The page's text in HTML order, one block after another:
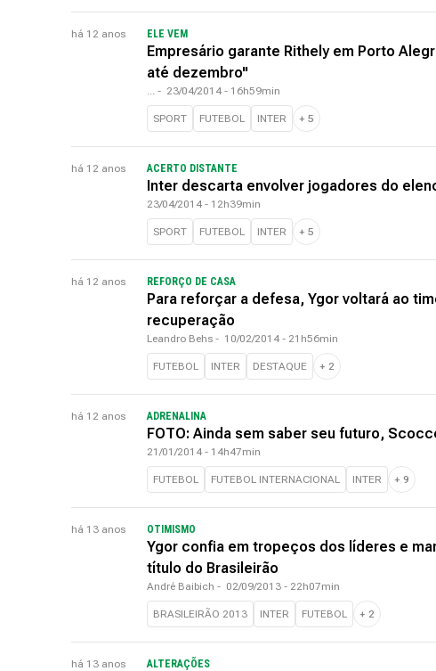
há 12 anos ELE VEM
Empresário garante Rithely em Porto
até dezembro"
... - 23/04/2014 - 16h59min
SPORT FUTEBOL INTER + 5
há 12 anos ACERTO DISTANTE
Inter descarta envolver jogadores do
23/04/2014 - 12h39min
SPORT FUTEBOL INTER + 5
há 12 anos REFORÇO DE CASA
Para reforçar a defesa, Ygor voltará ao
recuperação
Leandro Behs - 10/02/2014 - 21h56min
FUTEBOL INTER DESTAQUE + 2
há 12 anos ADRENALINA
FOTO: Ainda sem saber seu futuro,
21/01/2014 - 14h47min
FUTEBOL FUTEBOL INTERNACIONAL INTER + 9
há 13 anos OTIMISMO
Ygor confia em tropeços dos líderes e
título do Brasileirão
André Baibich - 02/09/2013 - 22h07min
BRASILEIRÃO 2013 INTER FUTEBOL + 2
há 13 anos ALTERAÇÕES